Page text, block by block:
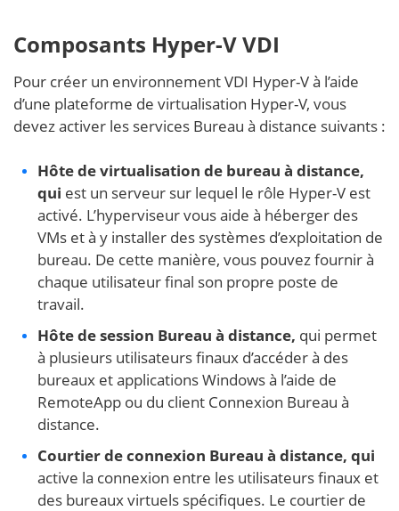
Composants Hyper-V VDI
Pour créer un environnement VDI Hyper-V à l’aide
d’une plateforme de virtualisation Hyper-V, vous
devez activer les services Bureau à distance suivants :
Hôte de virtualisation de bureau à distance,
qui est un serveur sur lequel le rôle Hyper-V est
activé. L’hyperviseur vous aide à héberger des
VMs et à y installer des systèmes d’exploitation de
bureau. De cette manière, vous pouvez fournir à
chaque utilisateur final son propre poste de
travail.
Hôte de session Bureau à distance, qui permet
à plusieurs utilisateurs finaux d’accéder à des
bureaux et applications Windows à l’aide de
RemoteApp ou du client Connexion Bureau à
distance.
Courtier de connexion Bureau à distance, qui
active la connexion entre les utilisateurs finaux et
des bureaux virtuels spécifiques. Le courtier de